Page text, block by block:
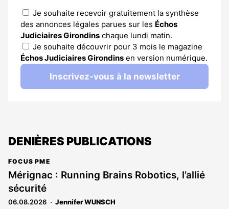
Je souhaite recevoir gratuitement la synthèse
des annonces légales parues sur les Échos
Judiciaires Girondins chaque lundi matin.
Je souhaite découvrir pour 3 mois le magazine
Échos Judiciaires Girondins en version numérique.
Inscrivez-vous à la newsletter
DENIÈRES PUBLICATIONS
FOCUS PME
Mérignac : Running Brains Robotics, l’allié
sécurité
06.08.2026 Jennifer WUNSCH